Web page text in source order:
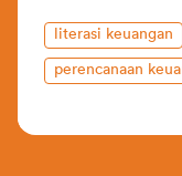
literasi keuangan
perencanaan